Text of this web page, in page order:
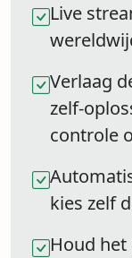
Live
Verlaag
zelf-
controle
kies zelf
Houd